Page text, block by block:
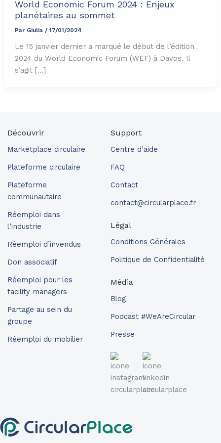
World Economic Forum 2024 : Enjeux
planétaires au sommet
Par Giulia / 17/01/2024
Le 15 janvier dernier a marqué le début de l’édition
2024 du World Economic Forum (WEF) à Davos. Il
s’agit […]
Découvrir
Marketplace circulaire
Plateforme circulaire
Plateforme
communautaire
Réemploi dans
l’industrie
Réemploi d’invendus
Don associatif
Réemploi pour les
facility managers
Partage au sein du
groupe
Réemploi du mobilier
Support
Centre d’aide
FAQ
Contact
contact@circularplace.fr
Légal
Conditions Générales
Politique de Confidentialité
Média
Blog
Podcast #WeAreCircular
Presse